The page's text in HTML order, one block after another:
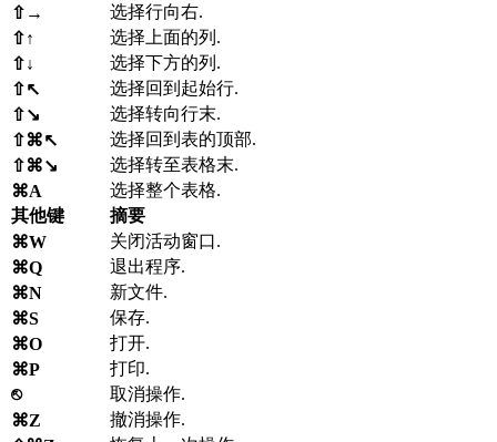
⇧→
选择行向右.
⇧↑
选择上面的列.
⇧↓
选择下方的列.
⇧↖
选择回到起始行.
⇧↘
选择转向行末.
⇧⌘↖
选择回到表的顶部.
⇧⌘↘
选择转至表格末.
⌘A
选择整个表格.
其他键
摘要
⌘W
关闭活动窗口.
⌘Q
退出程序.
⌘N
新文件.
⌘S
保存.
⌘O
打开.
⌘P
打印.
⎋
取消操作.
⌘Z
撤消操作.